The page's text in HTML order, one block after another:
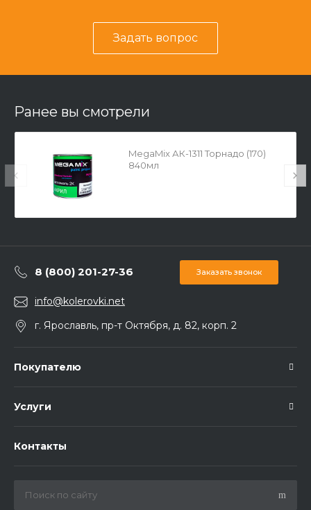
Задать вопрос
Ранее вы смотрели
MegaMix АК-1311 Торнадо (170)
840мл
8 (800) 201-27-36 Заказать звонок
info@kolerovki.net
г. Ярославль, пр-т Октября, д. 82, корп. 2
Покупателю
Услуги
Контакты